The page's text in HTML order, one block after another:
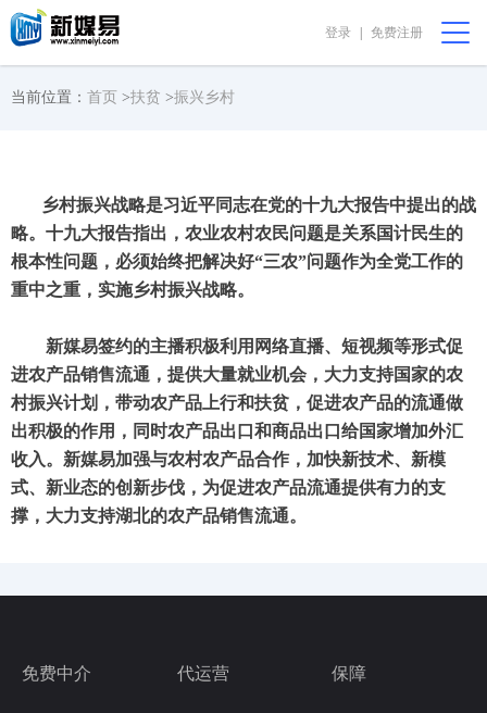
登录 免费注册
会员中心 购物篮 [0]
公益非盈利
直播助农
振兴乡村
完全免费
我要求购
24小时服务热线：
当前位置： 首页 >扶贫 >振兴乡村
乡村振兴战略是习近平同志在党的十九大报告中提出的战
略。十九大报告指出，农业农村农民问题是关系国计民生的
根本性问题，必须始终把解决好“三农”问题作为全党工作的
重中之重，实施乡村振兴战略。
新媒易签约的主播积极利用网络直播、短视频等形式促
进农产品销售流通，提供大量就业机会，大力支持国家的农
村振兴计划，带动农产品上行和扶贫，促进农产品的流通做
出积极的作用，同时农产品出口和商品出口给国家增加外汇
收入。新媒易加强与农村农产品合作，加快新技术、新模
式、新业态的创新步伐，为促进农产品流通提供有力的支
撑，大力支持湖北的农产品销售流通。
免费中介 代运营 保障